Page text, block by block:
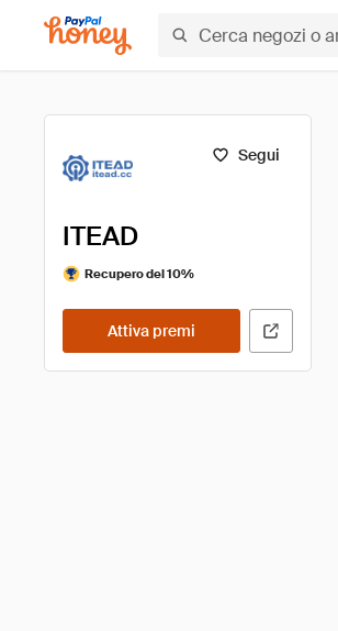
Segui
ITEAD
Recupero del 10%
Attiva premi